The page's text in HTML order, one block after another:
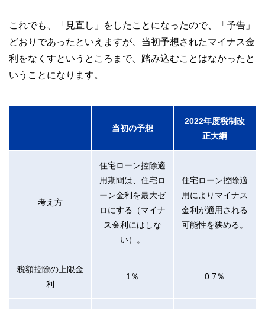
これでも、「見直し」をしたことになったので、「予告」
どおりであったといえますが、当初予想されたマイナス金
利をなくすというところまで、踏み込むことはなかったと
いうことになります。
当初の予想
2022年度税制改
正大綱
考え方
住宅ローン控除適
用期間は、住宅ロ
ーン金利を最大ゼ
ロにする（マイナ
ス金利にはしな
い）。
住宅ローン控除適
用によりマイナス
金利が適用される
可能性を狭める。
税額控除の上限金
利
1％ 0.7％